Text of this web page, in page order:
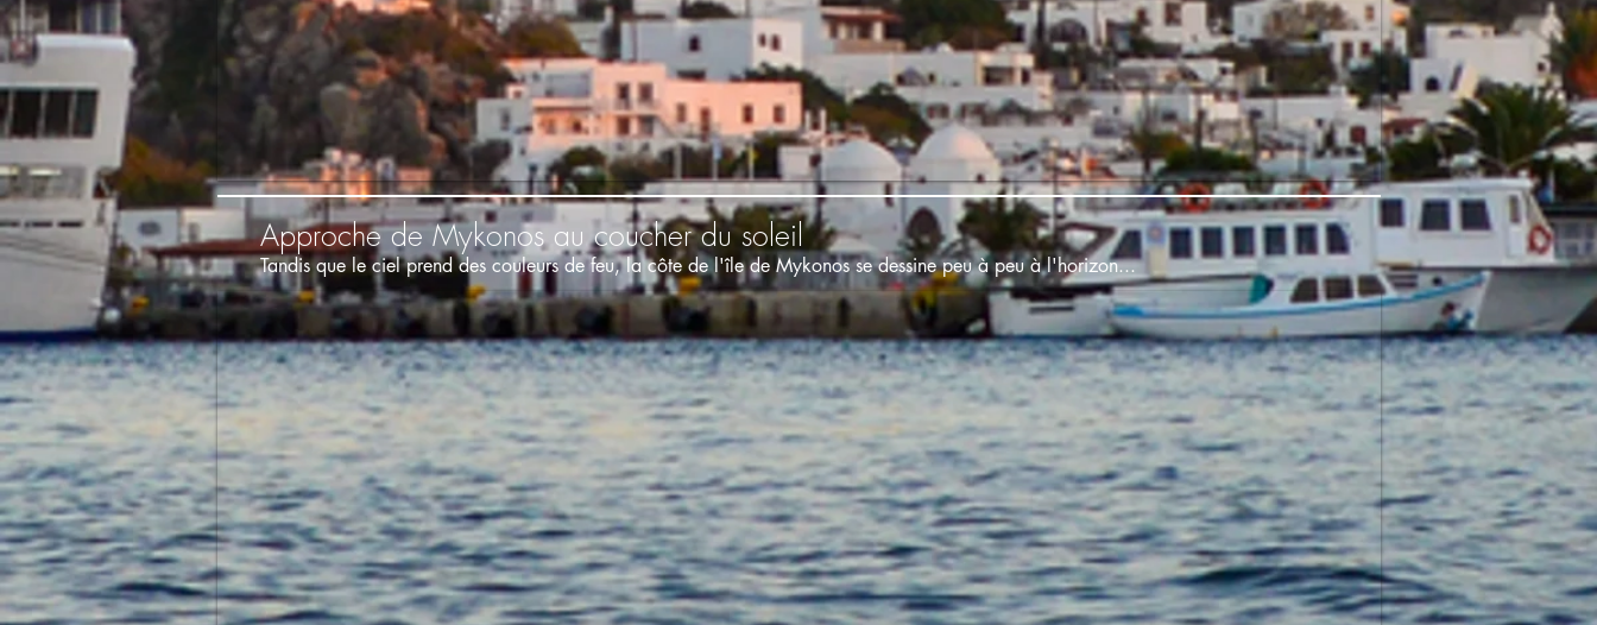
Approche de Mykonos au coucher du soleil
Tandis que le ciel prend des couleurs de feu, la côte de l'île de Mykonos se dessine peu à peu à l'horizon...